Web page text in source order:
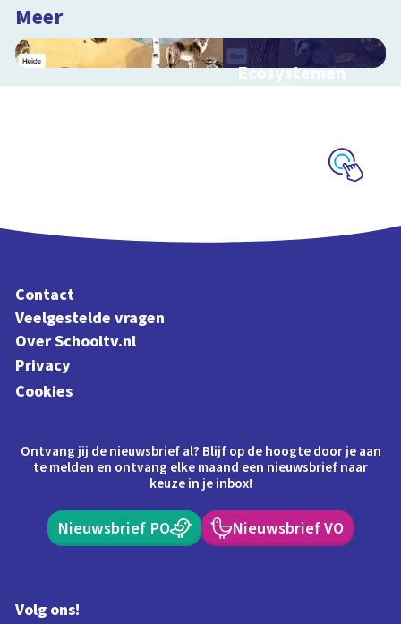
Meer
Ecosystemen
Interactieve
Contact
Veelgestelde vragen
Over Schooltv.nl
Privacy
Cookies
Ontvang jij de nieuwsbrief al? Blijf op de hoogte door je aan
te melden en ontvang elke maand een nieuwsbrief naar
keuze in je inbox!
Nieuwsbrief PO Nieuwsbrief VO
Volg ons!